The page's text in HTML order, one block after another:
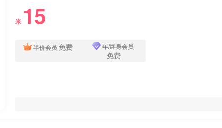
米 15
半价会员 免费 年/终身会员
免费